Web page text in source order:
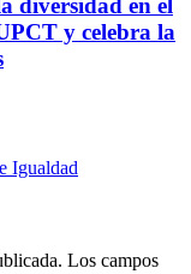
diversidad en el
y celebra la
Igualdad
Los campos